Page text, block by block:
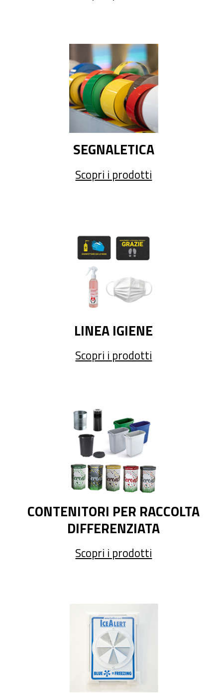
SEGNALETICA
Scopri i prodotti
LINEA IGIENE
Scopri i prodotti
CONTENITORI PER RACCOLTA
DIFFERENZIATA
Scopri i prodotti